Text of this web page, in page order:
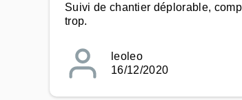
Suivi de chantier déplorable,
trop.
leoleo
16/12/2020